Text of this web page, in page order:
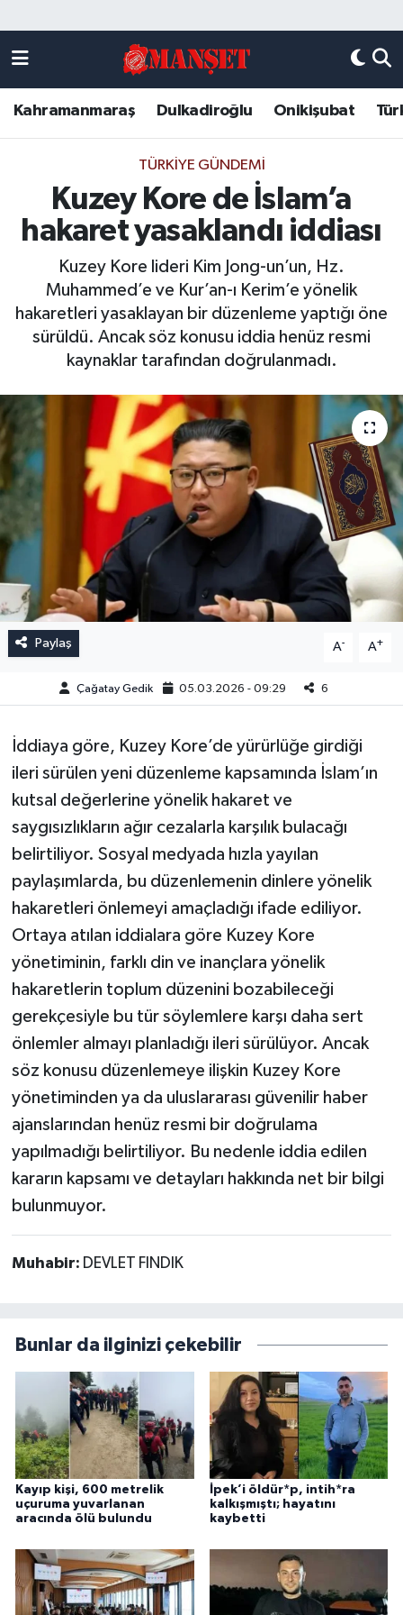
Kahramanmaraş Dulkadiroğlu Onikişubat
TÜRKIYE GÜNDEMI
Kuzey Kore de İslam’a
hakaret yasaklandı iddiası
Kuzey Kore lideri Kim Jong-un’un, Hz.
Muhammed’e ve Kur’an-ı Kerim’e yönelik
hakaretleri yasaklayan bir düzenleme yaptığı öne
sürüldü. Ancak söz konusu iddia henüz resmi
kaynaklar tarafından doğrulanmadı.
Paylaş A- A+
Çağatay Gedik 05.03.2026 - 09:29 6
İddiaya göre, Kuzey Kore’de yürürlüğe girdiği
ileri sürülen yeni düzenleme kapsamında İslam’ın
kutsal değerlerine yönelik hakaret ve
saygısızlıkların ağır cezalarla karşılık bulacağı
belirtiliyor. Sosyal medyada hızla yayılan
paylaşımlarda, bu düzenlemenin dinlere yönelik
hakaretleri önlemeyi amaçladığı ifade ediliyor.
Ortaya atılan iddialara göre Kuzey Kore
yönetiminin, farklı din ve inançlara yönelik
hakaretlerin toplum düzenini bozabileceği
gerekçesiyle bu tür söylemlere karşı daha sert
önlemler almayı planladığı ileri sürülüyor. Ancak
söz konusu düzenlemeye ilişkin Kuzey Kore
yönetiminden ya da uluslararası güvenilir haber
ajanslarından henüz resmi bir doğrulama
yapılmadığı belirtiliyor. Bu nedenle iddia edilen
kararın kapsamı ve detayları hakkında net bir bilgi
bulunmuyor.
Muhabir: DEVLET FINDIK
Bunlar da ilginizi çekebilir
Kayıp kişi, 600 metrelik
uçuruma yuvarlanan
aracında ölü bulundu
İpek’i öldür*p, intih*ra
kalkışmıştı; hayatını
kaybetti
DULKADİROĞLU
KAHRAMANMARAŞ
ONİKİŞUBAT
Künye
Kahramanmaraş Nöbetçi Eczaneler
Kahramanmaraş Hava Durumu
Kahramanmaraş Trafik Yoğunluk Haritası
Süper Lig Puan Durumu ve Fikstür
Son Dakika Haberleri
Haber Arşivi